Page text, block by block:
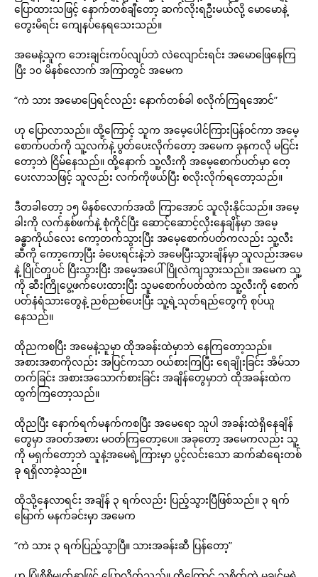
ပြောထားသဖြင့် နောက်တစ်ချီတော့ ဆက်လိုးရဦးမယ်လို့ မောမောနဲ့
တွေးမိရင်း ကျေနပ်နေရသေးသည်။
အမေနဲ့သူက ဘေးချင်းကပ်လျပ်ဘဲ လဲလျောင်းရင်း အမောဖြေနေကြ
ပြီး ၁၀ မိနစ်လောက် အကြာတွင် အမေက
“ကဲ သား အမောပြေရင်လည်း နောက်တစ်ခါ စလိုက်ကြရအောင်”
ဟု ပြောလာသည်။ ထို့ကြောင့် သူက အမေ့ပေါင်ကြားပြန်ဝင်ကာ အမေ့
စောက်ပတ်ကို သူ့လက်နဲ့ ပွတ်ပေးလိုက်တော့ အမေက ခုနကလို မငြင်း
တော့ဘဲ ငြိမ်နေသည်။ ထို့နောက် သူ့လီးကို အမေ့စောက်ပတ်မှာ တေ့
ပေးလာသဖြင့် သူလည်း လက်ကိုဖယ်ပြီး စလိုးလိုက်ရတော့သည်။
ဒီတခါတော့ ၁၅ မိနစ်လောက်အထိ ကြာအောင် သူလိုးနိုင်သည်။ အမေ့
ခါးကို လက်နှစ်ဖက်နဲ့ စုံကိုင်ပြီး ဆောင့်ဆောင့်လိုးနေချိန်မှာ အမေ့
ခန္ဓာကိုယ်လေး ကော့တက်သွားပြီး အမေ့စောက်ပတ်ကလည်း သူ့လီး
ဆီကို ကော့ကော့ပြီး ခံပေးရင်းနဲ့ဘဲ အမေပြီးသွားချိန်မှာ သူလည်းအမေ
နဲ့ ပြိုင်တူပင် ပြီးသွားပြီး အမေ့အပေါ် ပြိုလဲကျသွားသည်။ အမေက သူ့
ကို ဆီးကြိုပွေ့ဖက်ပေးထားပြီး သူမစောက်ပတ်ထဲက သူ့လီးကို စောက်
ပတ်နံရံသားတွေနဲ့ ညစ်ညစ်ပေးပြီး သူ့ရဲ့သုတ်ရည်တွေကို စုပ်ယူ
နေသည်။
ထိုညကစပြီး အမေနဲ့သူမှာ ထိုအခန်းထဲမှာဘဲ နေကြတော့သည်။
အစားအစာကိုလည်း အပြင်ကသာ ဝယ်စားကြပြီး ရေချိုးခြင်း အိမ်သာ
တက်ခြင်း အစားအသောက်စားခြင်း အချိန်တွေမှာဘဲ ထိုအခန်းထဲက
ထွက်ကြတော့သည်။
ထိုညပြီး နောက်ရက်မနက်ကစပြီး အမေရော သူပါ အခန်းထဲရှိနေချိန်
တွေမှာ အဝတ်အစား မဝတ်ကြတော့ပေ။ အခုတော့ အမေကလည်း သူ့
ကို မရှက်တော့ဘဲ သူနဲ့အမေရဲ့ကြားမှာ ပွင့်လင်းသော ဆက်ဆံရေးတစ်
ခု ရရှိလာခဲ့သည်။
ထိုသို့နေလာရင်း အချိန် ၃ ရက်လည်း ပြည့်သွားပြီဖြစ်သည်။ ၃ ရက်
မြောက် မနက်ခင်းမှာ အမေက
“ကဲ သား ၃ ရက်ပြည့်သွာပြီ။ သားအခန်းဆီ ပြန်တော့”